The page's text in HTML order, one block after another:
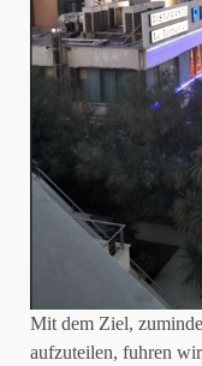
Mit dem Ziel,
aufzuteilen, fuhren